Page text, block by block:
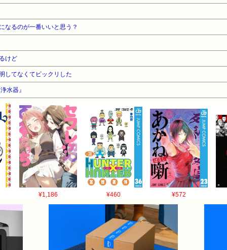
なるのが一番いいと思う？
けど
してなくてビックリした
水器』
¥1,186 ¥460 ¥572